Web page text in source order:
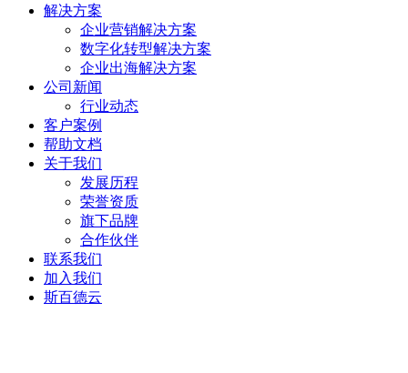
解决方案
企业营销解决方案
数字化转型解决方案
企业出海解决方案
公司新闻
行业动态
客户案例
帮助文档
关于我们
发展历程
荣誉资质
旗下品牌
合作伙伴
联系我们
加入我们
斯百德云